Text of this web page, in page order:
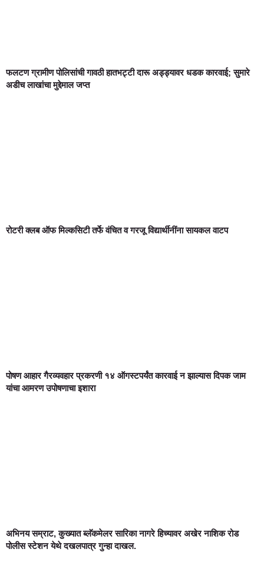
फलटण ग्रामीण पोलिसांची गावठी हातभट्टी दारू अड्ड्यावर धडक कारवाई; सुमारे
अडीच लाखांचा मुद्देमाल जप्त
रोटरी क्लब ऑफ मिल्कसिटी तर्फे वंचित व गरजू विद्यार्थीनींना सायकल वाटप
पोषण आहार गैरव्यवहार प्रकरणी १४ ऑगस्टपर्यंत कारवाई न झाल्यास दिपक जाम
यांचा आमरण उपोषणाचा इशारा
अभिनय सम्राट, कुख्यात ब्लॅकमेलर सारिका नागरे हिच्यावर अखेर नाशिक रोड
पोलीस स्टेशन येथे दखलपात्र गुन्हा दाखल.